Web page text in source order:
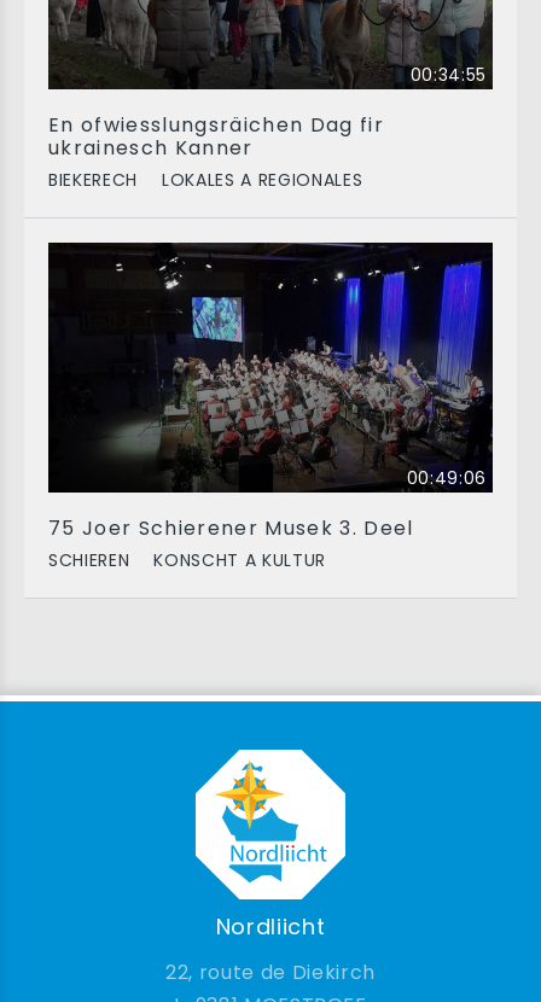
00:34:55
En ofwiesslungsräichen Dag fir
ukrainesch Kanner
BIEKERECH LOKALES A REGIONALES
00:49:06
75 Joer Schierener Musek 3. Deel
SCHIEREN KONSCHT A KULTUR
Nordliicht
22, route de Diekirch